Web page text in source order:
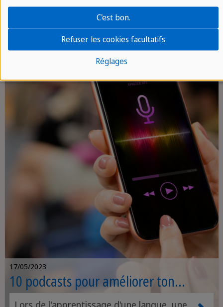
quelques ressources gratuites
étonnantes qui vous aideront à améliorer
votre anglais en un rien de temps en les
incorporant dans votre vie quotidienne.
LANGUES
17/05/2023
10 podcasts pour améliorer ton
anglais
Réglages
Refuser les cookies facultatifs
C'est bon.